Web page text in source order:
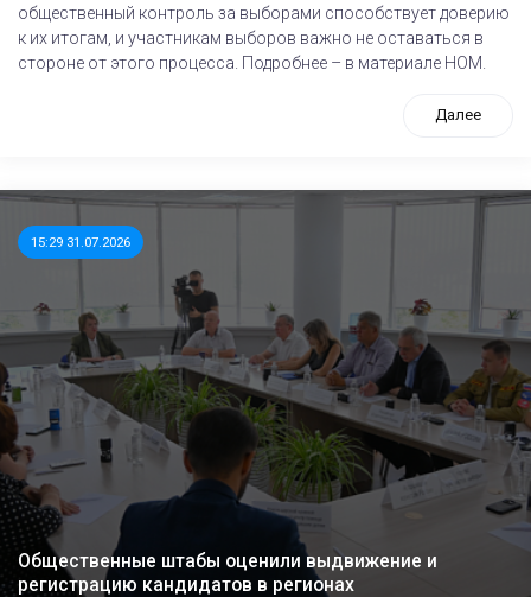
общественный контроль за выборами способствует доверию
к их итогам, и участникам выборов важно не оставаться в
стороне от этого процесса. Подробнее – в материале НОМ.
Далее
15:29 31.07.2026
Общественные штабы оценили выдвижение и
регистрацию кандидатов в регионах